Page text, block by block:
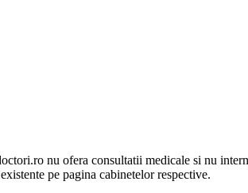
nu ofera consultatii medicale si nu
pe pagina cabinetelor respective.